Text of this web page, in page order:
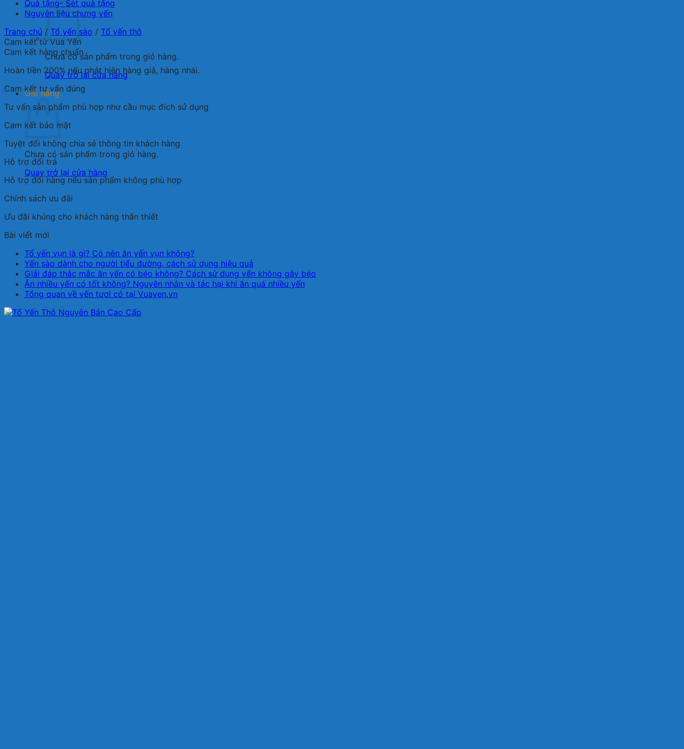
Chưa có sản phẩm trong giỏ hàng.
Quay trở lại cửa hàng
Giỏ hàng
Chưa có sản phẩm trong giỏ hàng.
Quay trở lại cửa hàng
Quà tặng- Sét quà tặng
Nguyên liệu chưng yến
Trang chủ / Tổ yến sào / Tổ yến thô
Cam kết từ Vua Yến
Cam kết hàng chuẩn
Hoàn tiền 200% nếu phát hiện hàng giả, hàng nhái.
Cam kết tư vấn đúng
Tư vấn sản phẩm phù hợp như cầu mục đích sử dụng
Cam kết bảo mật
Tuyệt đối không chia sẻ thông tin khách hàng
Hỗ trợ đổi trả
Hỗ trợ đổi hàng nếu sản phẩm không phù hợp
Chính sách ưu đãi
Ưu đãi khủng cho khách hàng thân thiết
Bài viết mới
Tổ yến vụn là gì? Có nên ăn yến vụn không?
Yến sào dành cho người tiểu đường, cách sử dụng hiệu quả
Giải đáp thắc mắc ăn yến có béo không? Cách sử dụng yến không gây béo
Ăn nhiều yến có tốt không? Nguyên nhân và tác hại khi ăn quá nhiều yến
Tổng quan về yến tươi có tại Vuayen.vn